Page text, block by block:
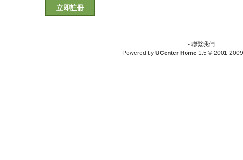
立即註冊
- 聯繫我們
Powered by UCenter Home 1.5 © 2001-2009